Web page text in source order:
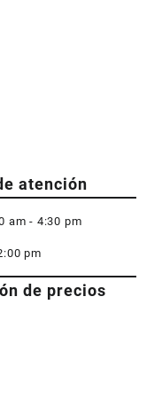
atención
am - 4:30 pm
pm
de precios